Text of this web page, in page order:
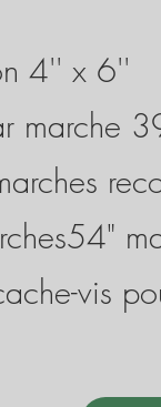
4'' x 6''
marche
vis